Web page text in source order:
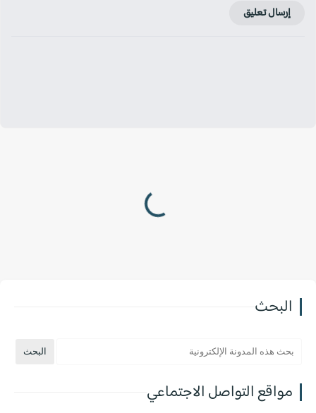
إرسال تعليق
البحث
مواقع التواصل الاجتماعي